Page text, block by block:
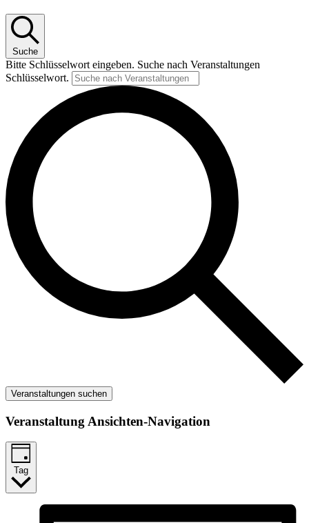
April
2026
Suche
Bitte Schlüsselwort eingeben. Suche nach Veranstaltungen
Schlüsselwort.
Veranstaltungen suchen
Veranstaltung Ansichten-Navigation
Tag